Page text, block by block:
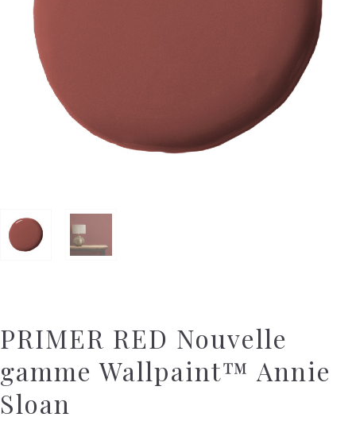
PRIMER RED Nouvelle
gamme Wallpaint™ Annie
Sloan